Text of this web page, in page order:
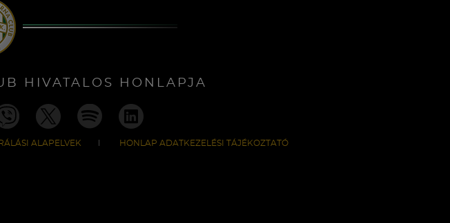
HIVATALOS HONLAPJA
ALAPELVEK HONLAP ADATKEZELÉSI TÁJÉKOZTATÓ